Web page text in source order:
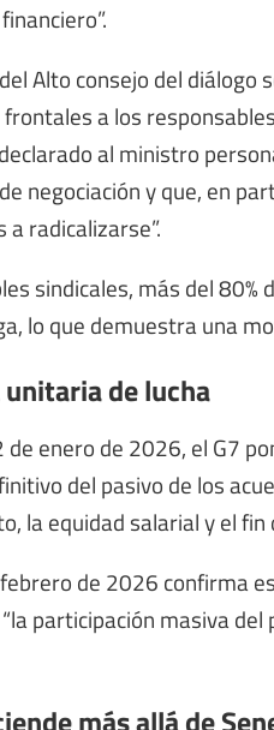
Alto consejo del diálogo
a los
al ministro
negociación y que, en
radicalizarse”.
sindicales, más del
lo que demuestra una
de lucha
enero de 2026, el G7
del pasivo de los
la equidad salarial y el
de 2026 confirma
participación masiva
más allá de